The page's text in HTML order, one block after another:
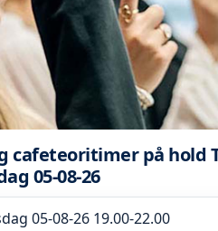
cafeteoritimer på hold
05-08-26
05-08-26 19.00-22.00